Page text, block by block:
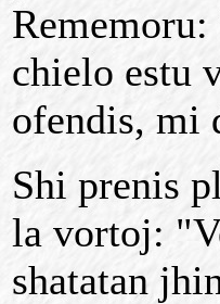
chielo estu
ofendis, mi
Shi prenis
la vortoj:
shatatan